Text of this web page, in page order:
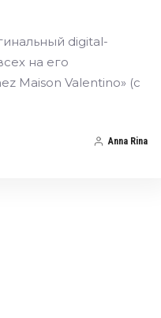
digital-
на его
Maison Valentino» (с
Anna Rina